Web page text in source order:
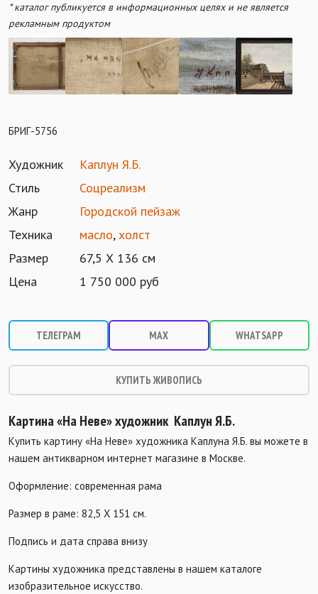
* каталог публикуется в информационных целях и не является
рекламным продуктом
БРИГ-5756
Художник
Каплун Я.Б.
Стиль
Соцреализм
Жанр
Городской пейзаж
Техника
масло,холст
Размер
67,5 Х 136 см
Цена
1 750 000 руб
ТЕЛЕГРАМ MAX WHATSAPP
КУПИТЬ ЖИВОПИСЬ
Картина «На Неве» художник Каплун Я.Б.
Купить картину «На Неве» художника Каплуна Я.Б. вы можете в
нашем антикварном интернет магазине в Москве.
Оформление: современная рама
Размер в раме: 82,5 Х 151 см.
Подпись и дата справа внизу
Картины художника представлены в нашем каталоге
изобразительное искусство.